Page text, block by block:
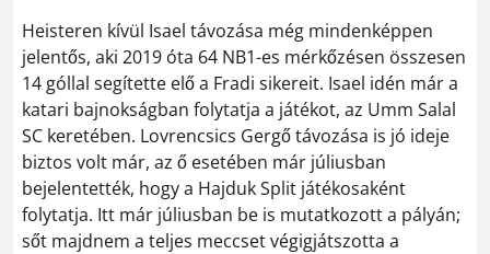
Heisteren kívül Isael távozása még mindenképpen
jelentős, aki 2019 óta 64 NB1-es mérkőzésen összesen
14 góllal segítette elő a Fradi sikereit. Isael idén már a
katari bajnokságban folytatja a játékot, az Umm Salal
SC keretében. Lovrencsics Gergő távozása is jó ideje
biztos volt már, az ő esetében már júliusban
bejelentették, hogy a Hajduk Split játékosaként
folytatja. Itt már júliusban be is mutatkozott a pályán;
sőt majdnem a teljes meccset végigjátszotta a